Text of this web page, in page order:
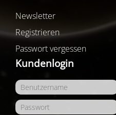
Newsletter
Registrieren
Passwort vergessen
Kundenlogin